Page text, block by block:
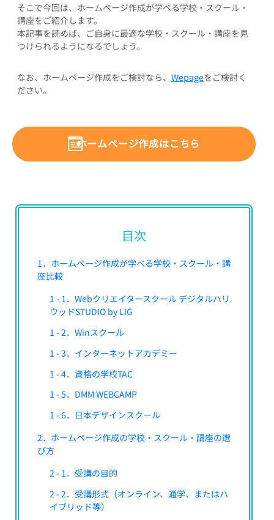
そこで今回は、ホームページ作成が学べる学校・スクール・
講座をご紹介します。
本記事を読めば、ご自身に最適な学校・スクール・講座を見
つけられるようになるでしょう。
なお、ホームページ作成をご検討なら、 Wepageをご検討く
ださい。
ホームページ作成はこちら
目次
1．ホームページ作成が学べる学校・スクール・講
座比較
1 - 1．Webクリエイタースクール デジタルハリ
ウッドSTUDIO by LIG
1 - 2．Winスクール
1 - 3．インターネットアカデミー
1 - 4．資格の学校TAC
1 - 5．DMM WEBCAMP
1 - 6．日本デザインスクール
2．ホームページ作成の学校・スクール・講座の選
び方
2 - 1．受講の目的
2 - 2．受講形式（オンライン、通学、またはハ
イブリッド等）